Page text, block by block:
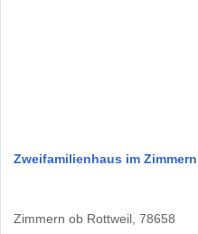
Zweifamilienhaus im
Zimmern ob Rottweil, 78658